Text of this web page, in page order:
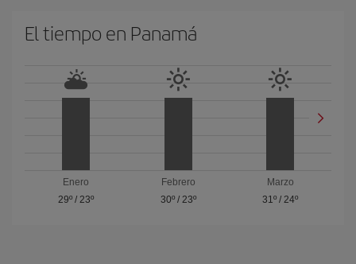
El tiempo en Panam
Enero
29º/ 23º
Febrero
30º/ 23º
Marzo
31º / 24º